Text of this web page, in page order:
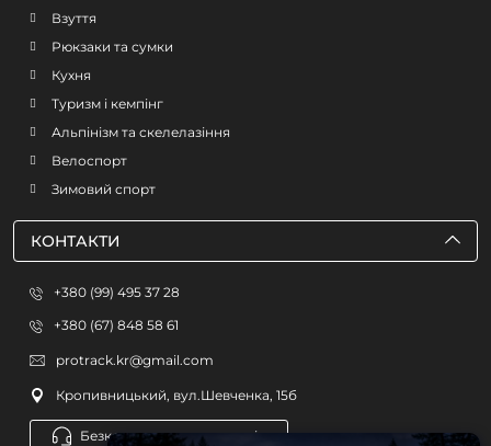
Взуття
Рюкзаки та сумки
Кухня
Туризм і кемпінг
Альпінізм та скелелазіння
Велоспорт
Зимовий спорт
КОНТАКТИ
+380 (99) 495 37 28
+380 (67) 848 58 61
protrack.kr@gmail.com
Кропивницький, вул.Шевченка, 15б
Безкоштовна консультація